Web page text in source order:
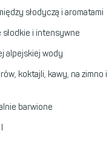
słodyczą i aromatami
i intensywne
alpejskiej wody
koktajli, kawy, na zimno i
barwione